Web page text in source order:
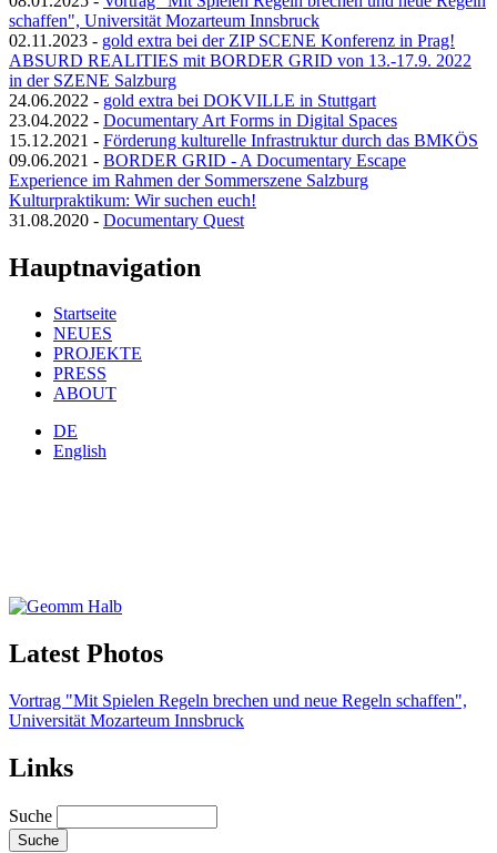
schaffen", Universität Mozarteum Innsbruck
02.11.2023 - gold extra bei der ZIP SCENE Konferenz in Prag!
ABSURD REALITIES mit BORDER GRID von 13.-17.9. 2022
in der SZENE Salzburg
24.06.2022 - gold extra bei DOKVILLE in Stuttgart
23.04.2022 - Documentary Art Forms in Digital Spaces
15.12.2021 - Förderung kulturelle Infrastruktur durch das BMKÖS
09.06.2021 - BORDER GRID - A Documentary Escape
Experience im Rahmen der Sommerszene Salzburg
Kulturpraktikum: Wir suchen euch!
31.08.2020 - Documentary Quest
Hauptnavigation
Startseite
NEUES
PROJEKTE
PRESS
ABOUT
DE
English
Latest Photos
Vortrag "Mit Spielen Regeln brechen und neue Regeln schaffen",
Universität Mozarteum Innsbruck
Links
Suche